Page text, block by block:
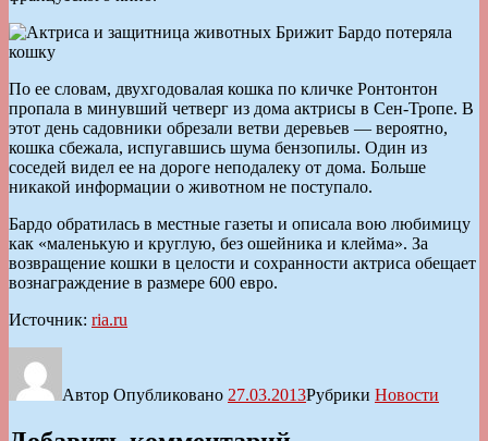
По ее словам, двухгодовалая кошка по кличке Ронтонтон
пропала в минувший четверг из дома актрисы в Сен-Тропе. В
этот день садовники обрезали ветви деревьев — вероятно,
кошка сбежала, испугавшись шума бензопилы. Один из
соседей видел ее на дороге неподалеку от дома. Больше
никакой информации о животном не поступало.
Бардо обратилась в местные газеты и описала вою любимицу
как «маленькую и круглую, без ошейника и клейма». За
возвращение кошки в целости и сохранности актриса обещает
вознаграждение в размере 600 евро.
Источник: ria.ru
Автор Опубликовано 27.03.2013Рубрики Новости